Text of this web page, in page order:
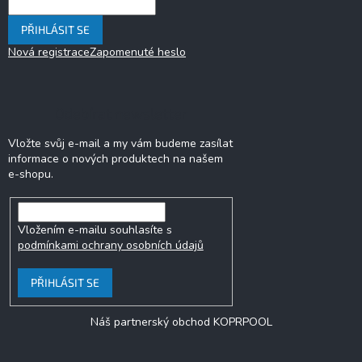
u
PŘIHLÁSIT SE
Nová registraceZapomenuté heslo
Vložte svůj e-mail a my vám budeme zasílat
informace o nových produktech na našem
e-shopu.
Vložením e-mailu souhlasíte s
podmínkami ochrany osobních údajů
PŘIHLÁSIT SE
Náš partnerský obchod KOPRPOOL